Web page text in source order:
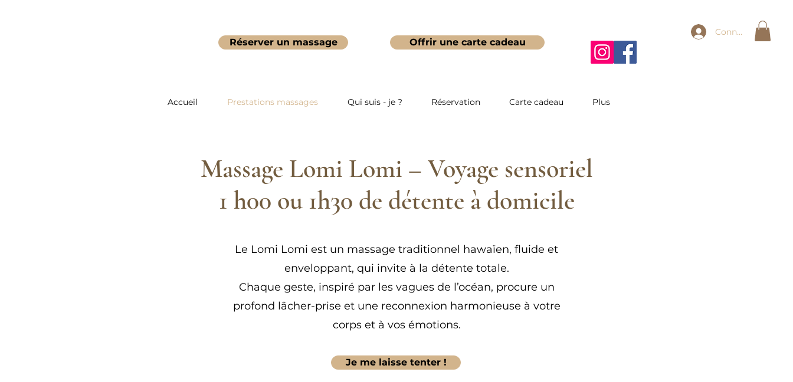
Réserver un massage Offrir une carte cadeau
Connexion
Accueil Prestations massages Qui suis - je ? Réservation Carte cadeau Plus
Massage Lomi Lomi – Voyage sensoriel
1 h00 ou 1h30 de détente à domicile
Le Lomi Lomi est un massage traditionnel hawaïen, fluide et
enveloppant, qui invite à la détente totale.
Chaque geste, inspiré par les vagues de l’océan, procure un
profond lâcher-prise et une reconnexion harmonieuse à votre
corps et à vos émotions.
Je me laisse tenter !